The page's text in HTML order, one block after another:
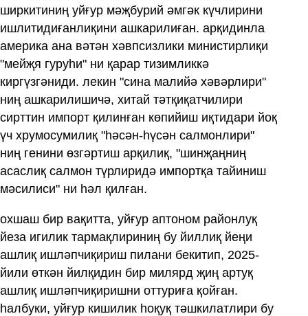
ширкитиниң уйғур мәҗбурий әмгәк күчлирини
ишлитидиғанлиқини ашкарилиған. арқидинла
америка ана вәтән хәвпсизлики министирлиқи
"мейҗя гуруһи" ни қарар тизимликкә
киргүзгәниди. лекин "сина малийә хәвәрлири"
ниң ашкарилишичә, хитай тәтқиқатчилири
сирттин импорт қилинған көпийиш иқтидари йоқ
үч хрумосумилиқ "һәсән-һүсән салмонлири"
ниң генини өзгәртиш арқилиқ, "шинҗаңниң
асаслиқ салмон түрлиридә импортқа тайиниш
мәсилиси" ни һәл қилған.
охшаш бир вақитта, уйғур аптоном районлуқ
йеза игилик тармақлириниң бу йиллиқ йеңи
ашлиқ ишләпчиқириш пилани бекитип, 2025-
йили өткән йилқидин бир милярд җиң артуқ
ашлиқ ишләпчиқиришни оттуриға қойған.
һалбуки, уйғур кишилик һоқуқ тәшкилатлири бу